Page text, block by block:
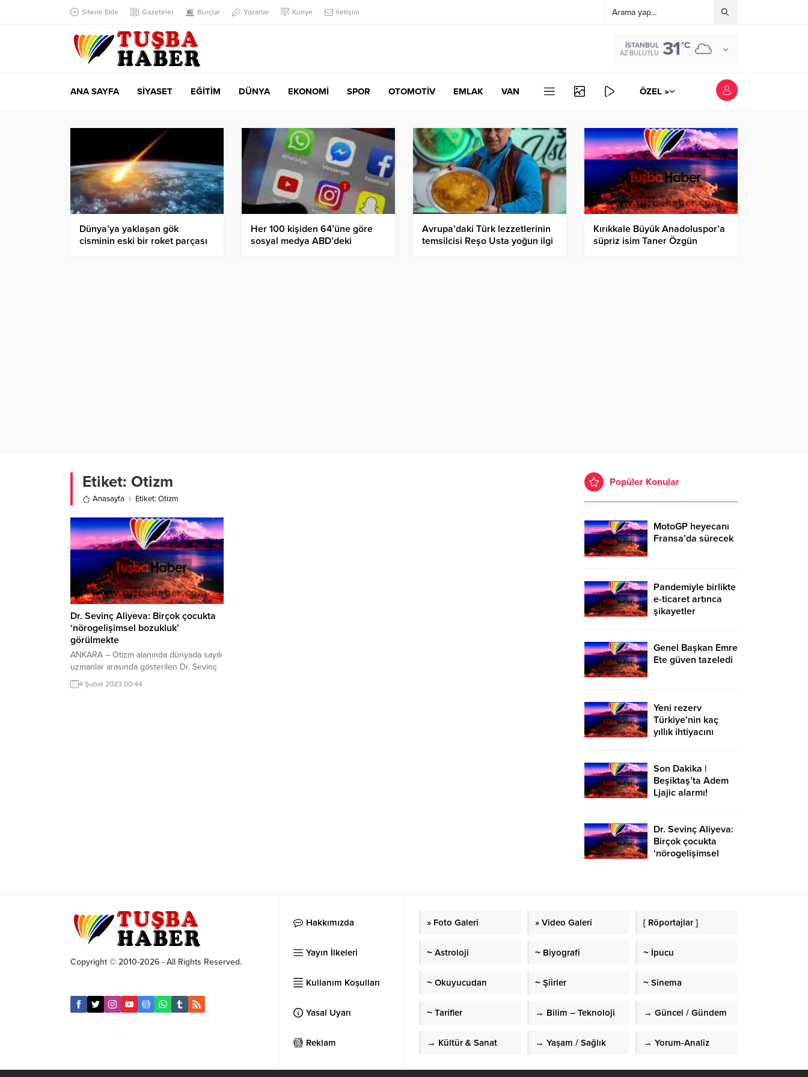
Sitene Ekle Gazeteler Burçlar Yazarlar Künye İletişim
İSTANBUL
AZ BULUTLU 31°C
ANA SAYFA SİYASET EĞİTİM DÜNYA EKONOMİ SPOR OTOMOTİV EMLAK VAN ÖZEL »
Dünya’ya yaklaşan gök
cisminin eski bir roket parçası
Her 100 kişiden 64’üne göre
sosyal medya ABD’deki
Avrupa’daki Türk lezzetlerinin
temsilcisi Reşo Usta yoğun ilgi
Kırıkkale Büyük Anadoluspor’a
süpriz isim Taner Özgün
Etiket: Otizm
Anasayfa Etiket: Otizm
Dr. Sevinç Aliyeva: Birçok çocukta
‘nörogelişimsel bozukluk’
görülmekte
ANKARA – Otizm alanında dünyada sayılı
uzmanlar arasında gösterilen Dr. Sevinç
Aliyeva, hastalığın temelinde genetiği
değiştirilmiş gıdalar ve beslenme
4 Şubat 2023 00:44
Popüler Konular
MotoGP heyecanı
Fransa’da sürecek
Pandemiyle birlikte
e-ticaret artınca
şikayetler
Genel Başkan Emre
Ete güven tazeledi
Yeni rezerv
Türkiye’nin kaç
yıllık ihtiyacını
Son Dakika |
Beşiktaş’ta Adem
Ljajic alarmı!
Dr. Sevinç Aliyeva:
Birçok çocukta
‘nörogelişimsel
Copyright © 2010-2026 - All Rights Reserved.
Hakkımızda
Yayın İlkeleri
Kullanım Koşulları
Yasal Uyarı
Reklam
» Foto Galeri » Video Galeri [ Röportajlar ]
~ Astroloji ~ Biyografi ~ İpucu
~ Okuyucudan ~ Şiirler ~ Sinema
~ Tarifler → Bilim – Teknoloji → Güncel / Gündem
→ Kültür & Sanat → Yaşam / Sağlık → Yorum-Analiz